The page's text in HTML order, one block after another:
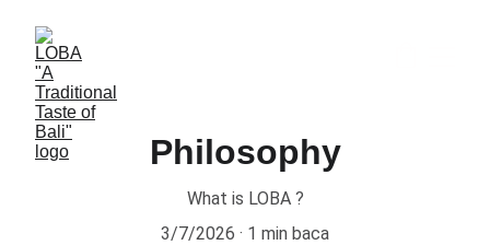
Philosophy
What is LOBA ?
3/7/2026
1 min baca